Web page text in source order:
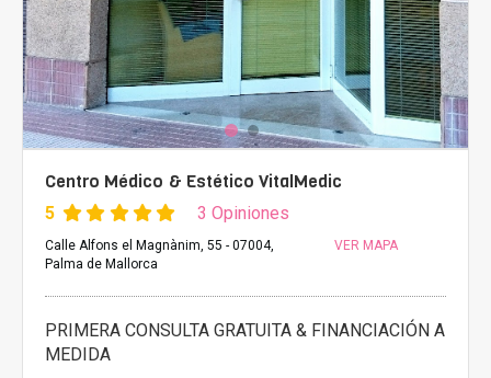
Centro Médico & Estético VitalMedic
5 3 Opiniones
Calle Alfons el Magnànim, 55 - 07004,
Palma de Mallorca
VER MAPA
PRIMERA CONSULTA GRATUITA & FINANCIACIÓN A
MEDIDA